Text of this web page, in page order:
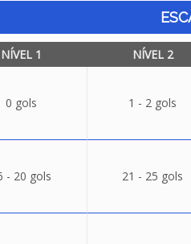
NÍVEL 1 NÍVEL 2
0 gols 1 - 2 gols
- 20 gols 21 - 25 gols